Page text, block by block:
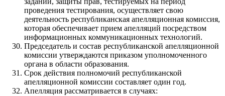
проведения тестирования, осуществляет свою
деятельность республиканская апелляционная комиссия,
которая обеспечивает прием апелляций посредством
информационных коммуникационных технологий.
Председатель и состав республиканской апелляционной
комиссии утверждаются приказом уполномоченного
органа в области образования.
Срок действия полномочий республиканской
апелляционной комиссии составляет один год.
Апелляция рассматривается в случаях: